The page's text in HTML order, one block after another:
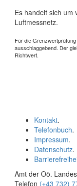
Es handelt sich um
Luftmessnetz.
Für die
ausschlaggebend. Der
Richtwert.
Kontakt.
Telefonbuch.
Impressum.
Datenschutz.
Amt der Oö.
Telefon (+43 732)